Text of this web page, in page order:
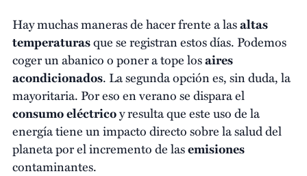
Hay muchas maneras de hacer frente a lasaltas
temperaturasque se registran estos días. Podemos
coger un abanico o poner a tope losaires
acondicionados. La segunda opción es, sin duda, la
mayoritaria. Por eso en verano se dispara el
consumo eléctricoy resulta que este uso de la
energía tiene un impacto directo sobre la salud del
planeta por el incremento de lasemisiones
contaminantes.